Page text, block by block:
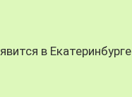
в Екатеринбурге